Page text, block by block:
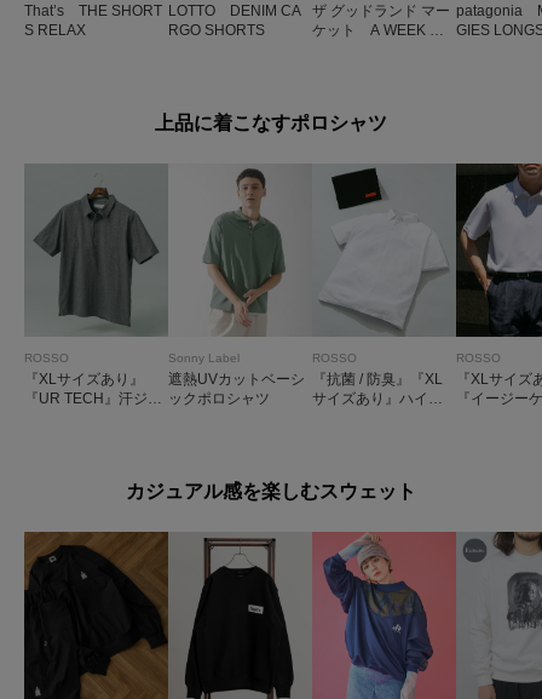
That’s THE SHORT
S RELAX
LOTTO DENIM CA
RGO SHORTS
ザ グッドランド マー
ケット A WEEK SH
patagonia
GIES
上品に着こなすポロシャツ
ROSSO
『XLサイズあり』
『UR TECH』汗ジミ
Sonny Label
遮熱UVカットベーシ
ックポロシャツ
ROSSO
『抗菌 / 防臭』『XL
サイズあり』ハイパ
ROSSO
『XLサイズ
『イージー
カジュアル感を楽しむスウェット